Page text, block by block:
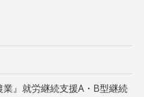
業』就労継続支援A・B型継続